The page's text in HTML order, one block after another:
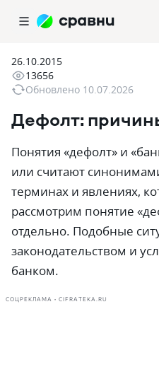
26.10.2015
13656
Обновлено 10.07.2026
Дефолт:
Понятия «дефолт» и
или считают
терминах и явлениях,
рассмотрим понятие
отдельно. Подобные
законодательством и
банком.
СОЦРЕКЛАМА • CIFRATEKA.RU